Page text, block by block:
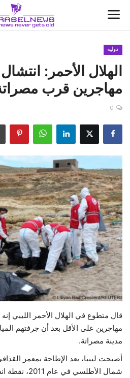
الأخبار
كتّابنا
اقتصاد
علوم وتكنولوجيا
رياضة
فيديو
حياة
دولية
مهاجرين قرب مصراتة
0
قال متطوع في الهلال الأحمر الليبي
مهاجرين على الأقل بعد أن جرفتهم
مدينة مصراتة.
أصبحت ليبيا، بعد الإطاحة بمعمر
شمال الأطلسي